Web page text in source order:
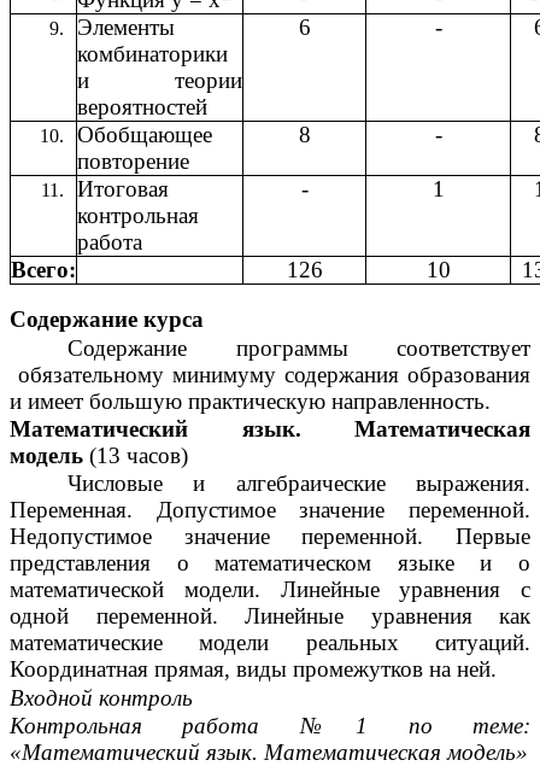
Элементы
комбинаторики
и теории
вероятностей
6 -
Обобщающее
повторение
8 -
Итоговая
контрольная
работа
- 1
Всего: 126 10
Содержание курса
Содержание программы соответствует
обязательному минимуму содержания образования
и имеет большую практическую направленность.
Математический язык. Математическая
модель (13 часов)
Числовые и алгебраические выражения.
Переменная. Допустимое значение переменной.
Недопустимое значение переменной. Первые
представления о математическом языке и о
математической модели. Линейные уравнения с
одной переменной. Линейные уравнения как
математические модели реальных ситуаций.
Координатная прямая, виды промежутков на ней.
Входной контроль
Контрольная работа №1 по теме:
«Математический язык. Математическая модель»